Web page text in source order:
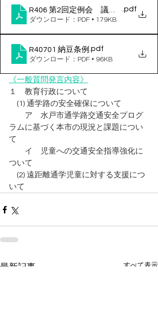
R406 第2回定例会 議案採決結果
.pdf
ダウンロード：PDF • 179KB
R40701 納豆条例 .pdf
ダウンロード：PDF • 96KB
《一般質問発言内容》
１　教育行政について
(1) 通学路の安全確保について
ア　水戸市通学路交通安全プログ
ラムに基づく本市の現況と課題につい
て
イ　児童への交通安全指導強化に
ついて
(2) 遠距離通学児童に対する支援につ
いて
最新記事 すべて表示